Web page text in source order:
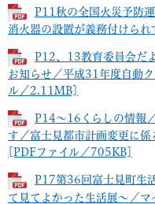
P11秋の全国火災予防
消火器の設置が義務付けら
P12、13教育委員会だ
お知らせ／平成31年度自動
ル／2.11MB]
P14～16くらしの情報
す／富士見都市計画変更に
[PDFファイル／705KB]
P17第36回富士見町生
て見てよかった生活展～／マ